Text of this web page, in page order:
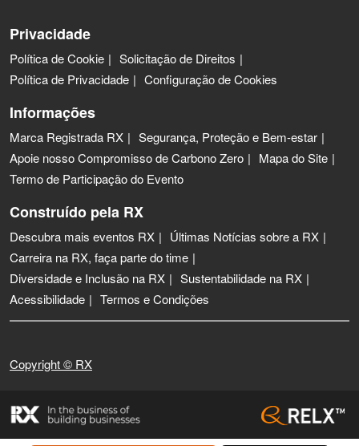
Privacidade
Política de Cookie
Solicitação de Direitos
Política de Privacidade
Configuração de Cookies
Informações
Marca Registrada RX
Segurança, Proteção e Bem-estar
Apoie nosso Compromisso de Carbono Zero
Mapa do Site
Termo de Participação do Evento
Construído pela RX
Descubra mais eventos RX
Últimas Notícias sobre a RX
Carreira na RX, faça parte do time
Diversidade e Inclusão na RX
Sustentabilidade na RX
Acessibilidade
Termos e Condições
Copyright © RX